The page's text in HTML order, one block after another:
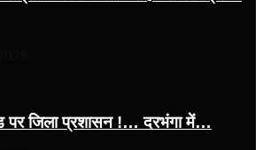
पर जिला प्रशासन !… दरभंगा में…